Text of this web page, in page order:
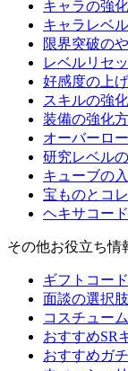
キャラの強
キャラレベ
限界突破の
レベルリセ
好感度の上
スキルの強
装備の強化
オーバーロ
研究レベル
キューブの
宝ものとコ
ヘキサコー
その他お役立ち情
ギフトコー
面談の選択
コスチュー
おすすめSR
おすすめガ